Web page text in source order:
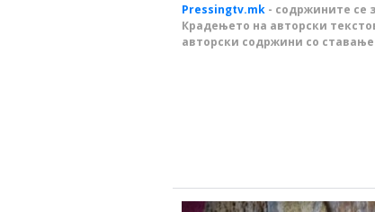
Pressingtv.mk - содржините се
Крадењето на авторски
авторски содржини со ставање